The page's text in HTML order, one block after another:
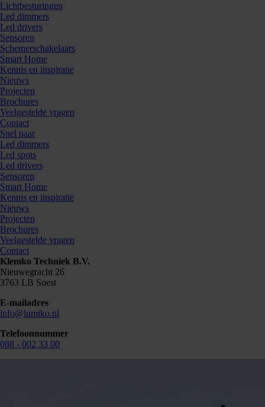
Lichtbesturingen
Led dimmers
Led drivers
Sensoren
Schemerschakelaars
Smart Home
Kennis en inspiratie
Nieuws
Projecten
Brochures
Veelgestelde vragen
Contact
Snel naar
Led dimmers
Led spots
Led drivers
Sensoren
Smart Home
Kennis en inspiratie
Nieuws
Projecten
Brochures
Veelgestelde vragen
Contact
Klemko Techniek B.V.
Nieuwegracht 26
3763 LB Soest
E-mailadres
info@lumiko.nl
Telefoonnummer
088 - 002 33 00